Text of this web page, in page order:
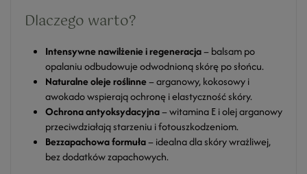
Dlaczego warto?
Intensywne nawilżenie i regeneracja– balsam po
opalaniu odbudowuje odwodnioną skórę po słońcu.
Naturalne oleje roślinne– arganowy, kokosowy i
awokado wspierają ochronę i elastyczność skóry.
Ochrona antyoksydacyjna– witamina E i olej arganowy
przeciwdziałają starzeniu i fotouszkodzeniom.
Bezzapachowa formuła– idealna dla skóry wrażliwej,
bez dodatków zapachowych.